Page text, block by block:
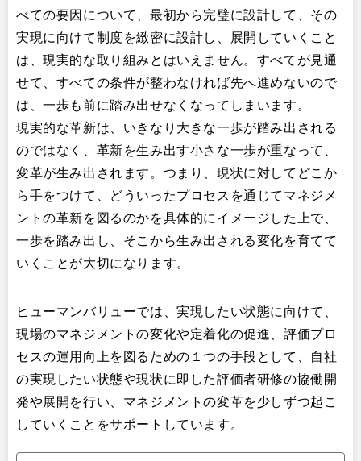
べての要因について、最初から完璧に設計して、その
実現に向けて制度を緻密に設計し、展開していくこと
は、現実的な取り組みとはいえません。すべてが見通
せて、すべての条件が整わなければ先へ進めないので
は、一歩も前に踏み出せなくなってしまいます。
現実的な革新は、いきなり大きな一歩が踏み出される
のではなく、革新を生み出す小さな一歩が重なって、
変革が生み出されます。つまり、現状に対してどこか
ら手をつけて、どういったプロセスを通じてマネジメ
ントの革新を図るのかを具体的にイメージした上で、
一歩を踏み出し、そこから生み出される変化を育てて
いくことが大切になります。
ヒューマンバリューでは、実現したい状態に向けて、
現場のマネジメントの変化や定着化の促進、評価プロ
セスの運用向上を図るための１つの手段として、自社
の実現したい状態や現状に即した評価者研修の協働開
発や展開を行い、マネジメントの変革を少しずつ起こ
していくことをサポートしています。